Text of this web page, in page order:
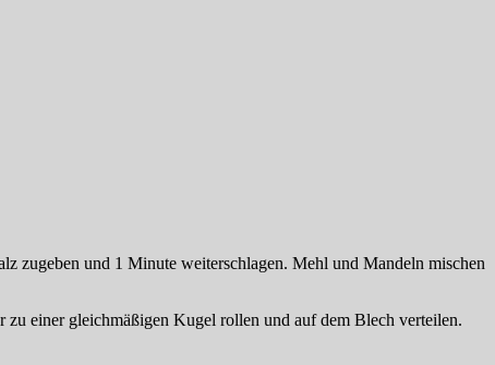
zugeben und 1 Minute weiterschlagen. Mehl und Mandeln mischen
einer gleichmäßigen Kugel rollen und auf dem Blech verteilen.